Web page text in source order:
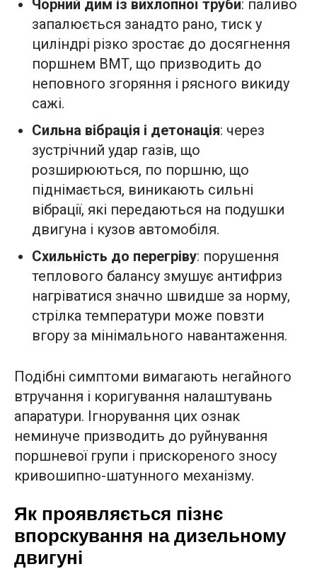
Чорний дим із вихлопної труби: паливо
запалюється занадто рано, тиск у
циліндрі різко зростає до досягнення
поршнем ВМТ, що призводить до
неповного згоряння і рясного викиду
сажі.
Сильна вібрація і детонація: через
зустрічний удар газів, що
розширюються, по поршню, що
піднімається, виникають сильні
вібрації, які передаються на подушки
двигуна і кузов автомобіля.
Схильність до перегріву: порушення
теплового балансу змушує антифриз
нагріватися значно швидше за норму,
стрілка температури може повзти
вгору за мінімального навантаження.
Подібні симптоми вимагають негайного
втручання і коригування налаштувань
апаратури. Ігнорування цих ознак
неминуче призводить до руйнування
поршневої групи і прискореного зносу
кривошипно-шатунного механізму.
Як проявляється пізнє
впорскування на дизельному
двигуні